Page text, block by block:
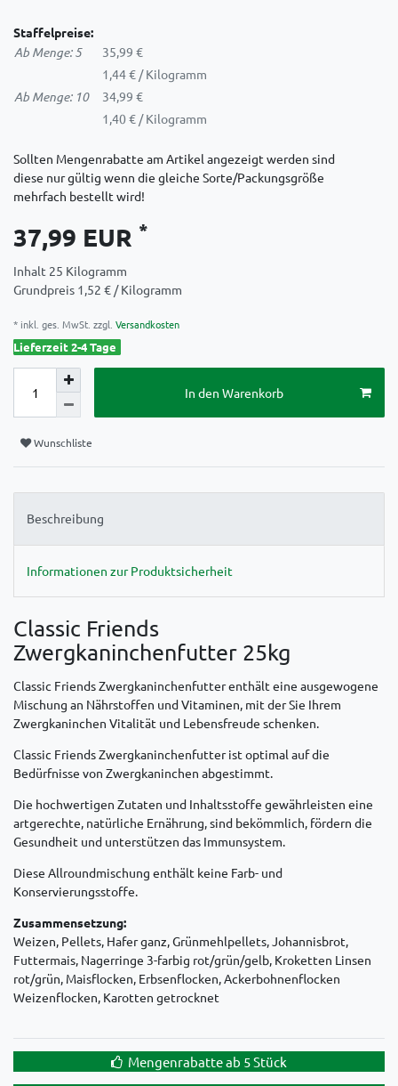
Staffelpreise:
Ab Menge: 5
35,99 €
1,44 € / Kilogramm
Ab Menge: 10
34,99 €
1,40 € / Kilogramm
Sollten Mengenrabatte am Artikel angezeigt werden sind
diese nur gültig wenn die gleiche Sorte/Packungsgröße
mehrfach bestellt wird!
37,99 EUR *
Inhalt 25 Kilogramm
Grundpreis 1,52 € / Kilogramm
* inkl. ges. MwSt. zzgl. Versandkosten
Lieferzeit 2-4 Tage
In den Warenkorb
Wunschliste
Beschreibung
Informationen zur Produktsicherheit
Classic Friends
Zwergkaninchenfutter 25kg
Classic Friends Zwergkaninchenfutter enthält eine ausgewogene
Mischung an Nährstoffen und Vitaminen, mit der Sie Ihrem
Zwergkaninchen Vitalität und Lebensfreude schenken.
Classic Friends Zwergkaninchenfutter ist optimal auf die
Bedürfnisse von Zwergkaninchen abgestimmt.
Die hochwertigen Zutaten und Inhaltsstoffe gewährleisten eine
artgerechte, natürliche Ernährung, sind bekömmlich, fördern die
Gesundheit und unterstützen das Immunsystem.
Diese Allroundmischung enthält keine Farb- und
Konservierungsstoffe.
Zusammensetzung:
Weizen, Pellets, Hafer ganz, Grünmehlpellets, Johannisbrot,
Futtermais, Nagerringe 3-farbig rot/grün/gelb, Kroketten Linsen
rot/grün, Maisflocken, Erbsenflocken, Ackerbohnenflocken
Weizenflocken, Karotten getrocknet
Mengenrabatte ab 5 Stück